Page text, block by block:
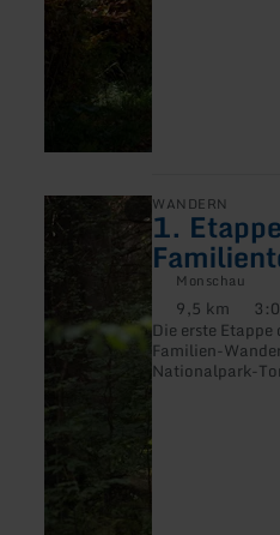
WANDERN
1.
Monschau
Distanz:
9,5 km
Die erste
Familien-
Nationalpark-
mehr
erfahren
zu:
Trail